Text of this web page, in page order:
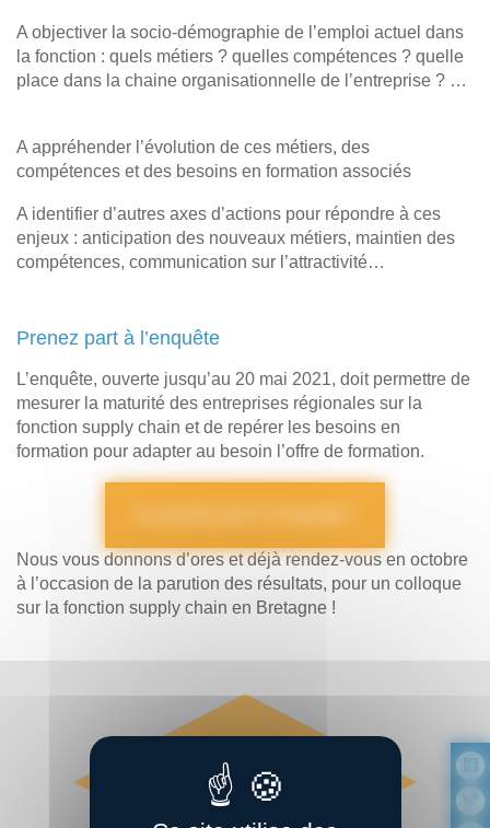
A objectiver la socio-démographie de l’emploi actuel dans
la fonction : quels métiers ? quelles compétences ? quelle
place dans la chaine organisationnelle de l’entreprise ? …
A appréhender l’évolution de ces métiers, des
compétences et des besoins en formation associés
A identifier d’autres axes d’actions pour répondre à ces
enjeux : anticipation des nouveaux métiers, maintien des
compétences, communication sur l’attractivité…
Prenez part à l’enquête
L’enquête, ouverte jusqu’au 20 mai 2021, doit permettre de
mesurer la maturité des entreprises régionales sur la
fonction supply chain et de repérer les besoins en
formation pour adapter au besoin l’offre de formation.
Nous vous donnons d’ores et déjà rendez-vous en octobre
à l’occasion de la parution des résultats, pour un colloque
sur la fonction supply chain en Bretagne !